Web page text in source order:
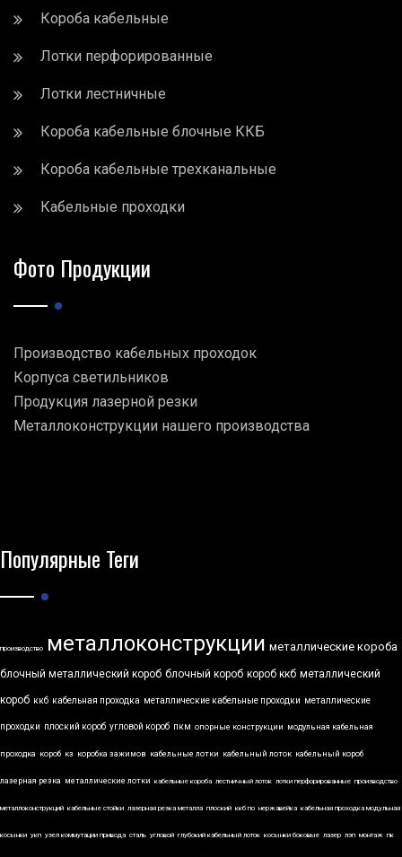
Короба кабельные
Лотки перфорированные
Лотки лестничные
Короба кабельные блочные ККБ
Короба кабельные трехканальные
Кабельные проходки
Фото Продукции
Производство кабельных проходок
Корпуса светильников
Продукция лазерной резки
Металлоконструкции нашего производства
Популярные Теги
производство металлоконструкции металлические короба
блочный металлический короб блочный короб короб ккб металлический
короб ккб кабельная проходка металлические кабельные проходки металлические
проходки плоский короб угловой короб пкм опорные конструкции модульная кабельная
проходка короб кз коробка зажимов кабельные лотки кабельный лоток кабельный короб
лазерная резка металлические лотки кабельные короба лестничный лоток лотки перфорированные производство
металлоконструкций кабельные стойки лазерная резка металла плоский ккб по нержавейка кабельная проходка модульная
косынки укп узел коммутации привода сталь угловой глубокий кабельный лоток косынки боковые лазер лэп монтаж пк